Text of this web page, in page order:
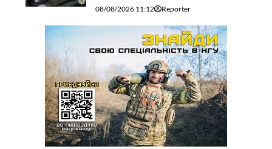
08/08/2026 11:12 Reporter